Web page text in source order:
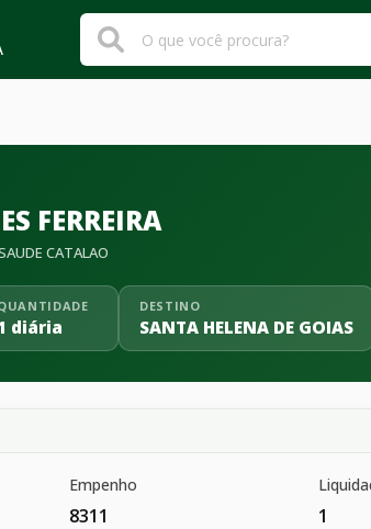
FERREIRA
CATALAO
diária
DESTINO
SANTA HELENA DE GOIAS
Empenho
8311 1